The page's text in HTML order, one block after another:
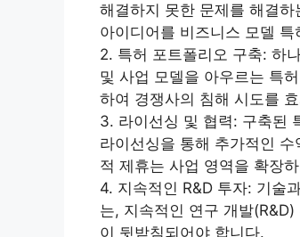
해결하지 못한 문제를 해결
아이디어를 비즈니스 모델
2. 특허 포트폴리오 구축: 하
및 사업 모델을 아우르는 특
하여 경쟁사의 침해 시도를
3. 라이선싱 및 협력: 구축된
라이선싱을 통해 추가적인
적 제휴는 사업 영역을 확장
4. 지속적인 R&D 투자: 기술
는, 지속적인 연구 개발
이 뒷받침되어야 합니다.